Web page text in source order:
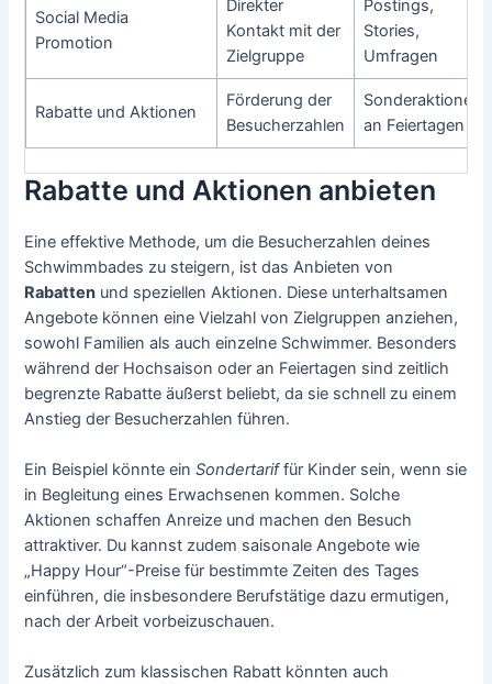
Social Media
Promotion
Direkter
Kontakt mit der
Zielgruppe
Postings,
Stories,
Umfragen
Rabatte und Aktionen
Förderung der
Besucherzahlen
Sonderaktionen
an Feiertagen
Rabatte und Aktionen anbieten
Eine effektive Methode, um die Besucherzahlen deines
Schwimmbades zu steigern, ist das Anbieten von
Rabatten und speziellen Aktionen. Diese unterhaltsamen
Angebote können eine Vielzahl von Zielgruppen anziehen,
sowohl Familien als auch einzelne Schwimmer. Besonders
während der Hochsaison oder an Feiertagen sind zeitlich
begrenzte Rabatte äußerst beliebt, da sie schnell zu einem
Anstieg der Besucherzahlen führen.
Ein Beispiel könnte einSondertariffür Kinder sein, wenn sie
in Begleitung eines Erwachsenen kommen. Solche
Aktionen schaffen Anreize und machen den Besuch
attraktiver. Du kannst zudem saisonale Angebote wie
„Happy Hour“-Preise für bestimmte Zeiten des Tages
einführen, die insbesondere Berufstätige dazu ermutigen,
nach der Arbeit vorbeizuschauen.
Zusätzlich zum klassischen Rabatt könnten auch